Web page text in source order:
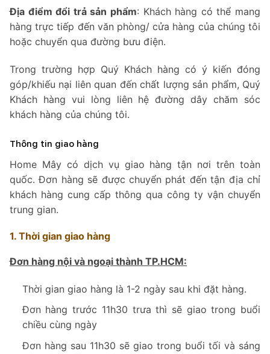
Địa điểm đổi trả sản phẩm: Khách hàng có thể mang
hàng trực tiếp đến văn phòng/ cửa hàng của chúng tôi
hoặc chuyển qua đường bưu điện.
Trong trường hợp Quý Khách hàng có ý kiến đóng
góp/khiếu nại liên quan đến chất lượng sản phẩm, Quý
Khách hàng vui lòng liên hệ đường dây chăm sóc
khách hàng của chúng tôi.
Thông tin giao hàng
Home Mây có dịch vụ giao hàng tận nơi trên toàn
quốc. Đơn hàng sẽ được chuyển phát đến tận địa chỉ
khách hàng cung cấp thông qua công ty vận chuyển
trung gian.
1. Thời gian giao hàng
Đơn hàng nội và ngoại thành TP.HCM:
Thời gian giao hàng là 1-2 ngày sau khi đặt hàng.
Đơn hàng trước 11h30 trưa thì sẽ giao trong buổi
chiều cùng ngày
Đơn hàng sau 11h30 sẽ giao trong buổi tối và sáng